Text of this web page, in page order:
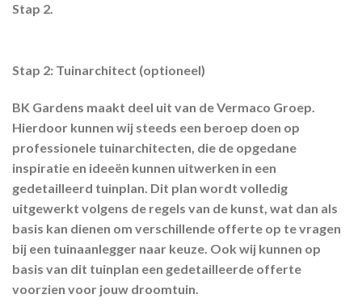
Stap 2.
Stap 2: Tuinarchitect (optioneel)
BK Gardens maakt deel uit van de Vermaco Groep.
Hierdoor kunnen wij steeds een beroep doen op
professionele tuinarchitecten, die de opgedane
inspiratie en ideeën kunnen uitwerken in een
gedetailleerd tuinplan. Dit plan wordt volledig
uitgewerkt volgens de regels van de kunst, wat dan als
basis kan dienen om verschillende offerte op te vragen
bij een tuinaanlegger naar keuze. Ook wij kunnen op
basis van dit tuinplan een gedetailleerde offerte
voorzien voor jouw droomtuin.